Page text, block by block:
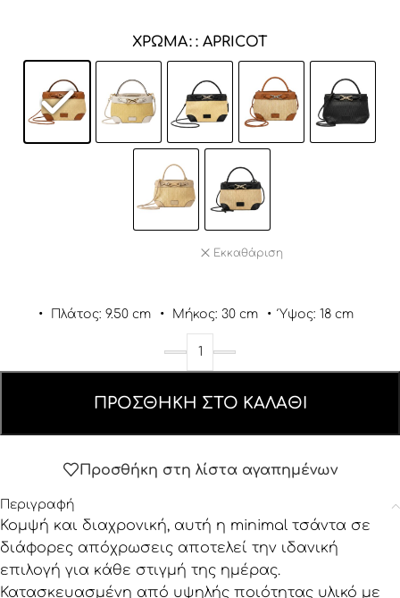
ΧΡΏΜΑ : APRICOT
Εκκαθάριση
• Πλάτος: 9.50 cm • Μήκος: 30 cm • Ύψος: 18 cm
ΠΡΟΣΘΉΚΗ ΣΤΟ ΚΑΛΆΘΙ
Προσθήκη στη λίστα αγαπημένων
Περιγραφή
Κομψή και διαχρονική, αυτή η minimal τσάντα σε
διάφορες απόχρωσεις αποτελεί την ιδανική
επιλογή για κάθε στιγμή της ημέρας.
Κατασκευασμένη από υψηλής ποιότητας υλικό με